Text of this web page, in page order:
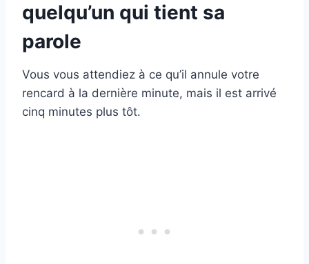
quelqu’un qui tient sa
parole
Vous vous attendiez à ce qu’il annule votre
rencard à la dernière minute, mais il est arrivé
cinq minutes plus tôt.